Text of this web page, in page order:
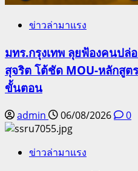
ข่าวล่ามาแรง
มทร.กรุงเทพ ลุยฟ้องคนปล่
สุจริต โต้ชัด MOU-หลักสู
ขั้นตอน
admin 06/08/2026 0
ข่าวล่ามาแรง